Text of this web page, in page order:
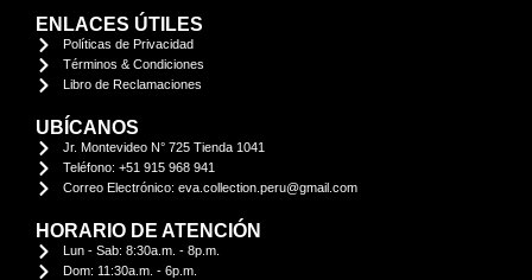
ENLACES ÚTILES
Políticas de Privacidad
Términos & Condiciones
Libro de Reclamaciones
UBÍCANOS
Jr. Montevideo N° 725 Tienda 1041
Teléfono: +51 915 968 941
Correo Electrónico: eva.collection.peru@gmail.com
HORARIO DE ATENCIÓN
Lun - Sab: 8:30a.m. - 8p.m.
Dom: 11:30a.m. - 6p.m.